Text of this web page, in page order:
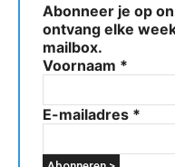
Abonneer je op
ontvang elke
mailbox.
Voornaam *
E-mailadres *